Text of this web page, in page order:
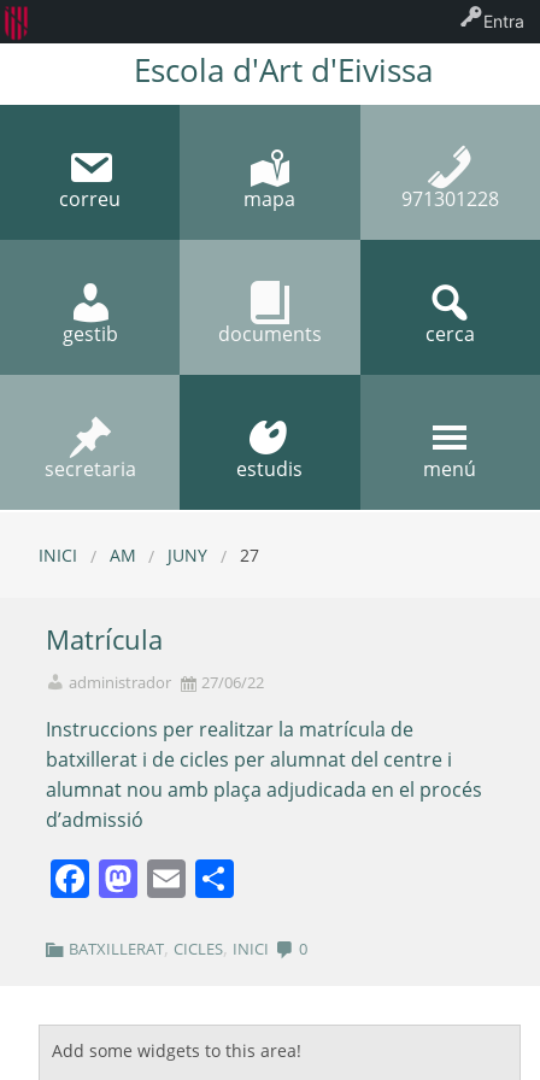
Escola d'Art d'Eivissa
correu mapa 971301228
gestib documents cerca
secretaria estudis menú
INICI AM JUNY 27
Matrícula
administrador 27/06/22
Instruccions per realitzar la matrícula de
batxillerat i de cicles per alumnat del centre i
alumnat nou amb plaça adjudicada en el procés
d’admissió
Facebook
Mastodon
Email
BATXILLERAT, CICLES, INICI 0
Add some widgets to this area!
Entra